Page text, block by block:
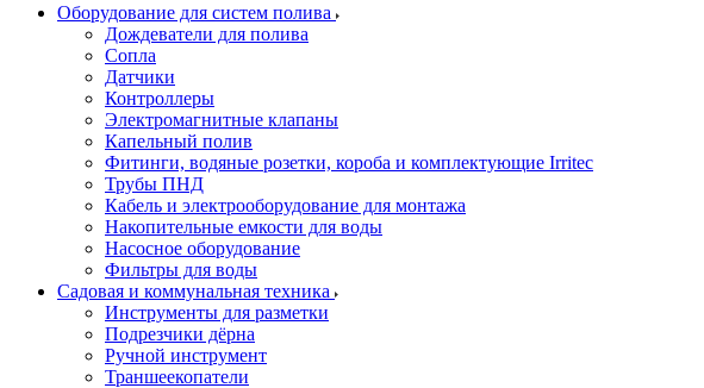
Оборудование для систем полива
Дождеватели для полива
Сопла
Датчики
Контроллеры
Электромагнитные клапаны
Капельный полив
Фитинги, водяные розетки, короба и комплектующие Irritec
Трубы ПНД
Кабель и электрооборудование для монтажа
Накопительные емкости для воды
Насосное оборудование
Фильтры для воды
Садовая и коммунальная техника
Инструменты для разметки
Подрезчики дёрна
Ручной инструмент
Траншеекопатели